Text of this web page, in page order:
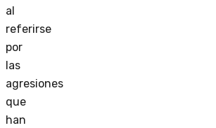
al
referirse
por
las
agresiones
que
han